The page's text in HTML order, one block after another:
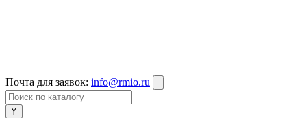
Почта для заявок: info@rmio.ru